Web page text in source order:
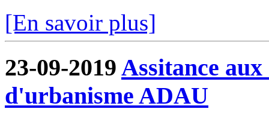
[En savoir plus]
23-09-2019 Assitance
d'urbanisme ADAU